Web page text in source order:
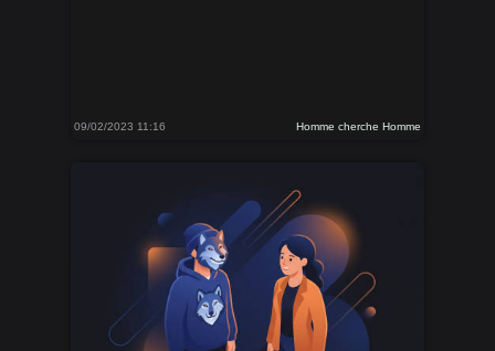
09/02/2023 11:16 Homme cherche Homme